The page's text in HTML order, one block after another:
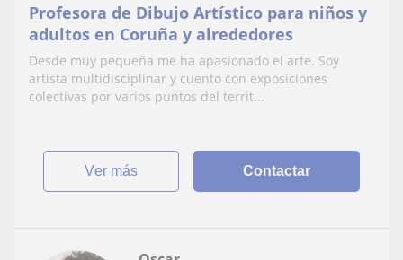
Profesora de Dibujo Artístico para niños y
adultos en Coruña y alrededores
Desde muy pequeña me ha apasionado el arte. Soy
artista multidisciplinar y cuento con exposiciones
colectivas por varios puntos del territ...
ver más Contactar